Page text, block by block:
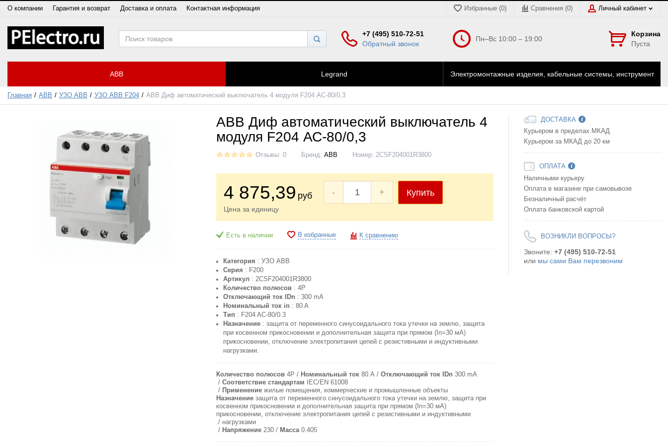
О компании Гарантия и возврат Доставка и оплата Контактная информация Избранные (0) Сравнения (0) Личный кабинет
+7 (495) 510-72-51
Обратный звонок
Пн–Вс 10:00 – 19:00
Корзина
Пуста
ABB Legrand Электромонтажные изделия, кабельные системы, инструмент
Главная ABB УЗО ABB УЗО ABB F204 ABB Диф автоматический выключатель 4 модуля F204 АС-80/0,3
ABB Диф автоматический выключатель 4
модуля F204 АС-80/0,3
Отзывы: 0 Бренд: ABB Номер: 2CSF204001R3800
4 875,39 руб
Цена за единицу
- + Купить
Есть в наличии В избранные К сравнению
Категория : УЗО ABB
Серия : F200
Артикул: 2CSF204001R3800
Количество полюсов: 4P
Отключающий ток IDn : 300 mA
Номинальный ток in : 80 A
Тип : F204 AС-80/0.3
Назначение: защита от переменного синусоидального тока утечки на землю, защита
при косвенном прикосновении и дополнительная защита при прямом (In=30 мA)
прикосновении, отключение электропитания цепей с резистивными и индуктивными
нагрузками.
Количество полюсов 4P Номинальный ток 80 A Отключающий ток IDn 300 mA
Соответствие стандартам
IEC/EN 61008
Применение жилые помещения, коммерческие и промышленные объекты
Назначение защита от переменного синусоидального тока утечки на землю, защита при
косвенном прикосновении и дополнительная защита при прямом (In=30 мA)
прикосновении, отключение электропитания цепей с резистивными и индуктивными
нагрузками
Напряжение 230 Масса 0.405
ДОСТАВКА
Курьером в пределах МКАД
Курьером за МКАД до 20 км
ОПЛАТА
Наличными курьеру
Оплата в магазине при самовывозе
Безналичный расчёт
Оплата банковской картой
ВОЗНИКЛИ ВОПРОСЫ?
Звоните: +7 (495) 510-72-51
или мы сами Вам перезвоним